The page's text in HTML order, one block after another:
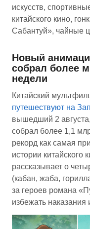
искусств,
китайского кино,
Сабантуй», чайные
Новый
собрал более
недели
Китайский
путешествуют на
вышедший 2 августа,
собрал более 1,1
рекорд как самая
истории китайского
рассказывает о
(кабан, жаба,
за героев романа
избежать наказания